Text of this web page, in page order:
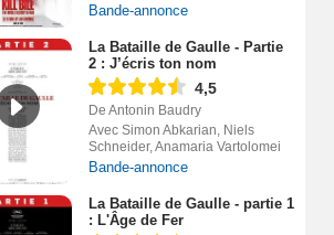
Bande-annonce
La Bataille de Gaulle - Partie
2 : J’écris ton nom
4,5
De Antonin Baudry
Avec Simon Abkarian, Niels
Schneider, Anamaria Vartolomei
Bande-annonce
La Bataille de Gaulle - partie 1
: L'Âge de Fer